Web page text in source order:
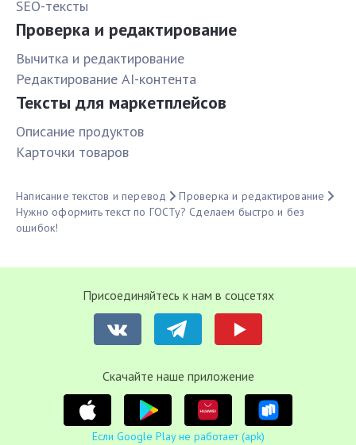
SEO-тексты
Проверка и редактирование
Вычитка и редактирование
Редактирование AI-контента
Тексты для маркетплейсов
Описание продуктов
Карточки товаров
Написание текстов и перевод
Проверка и редактирование
Нужно оформить текст по ГОСТу? Сделаем быстро и без
ошибок!
Присоединяйтесь к нам в соцсетях
Cкачайте наше приложение
Если Google Play не работает (apk)